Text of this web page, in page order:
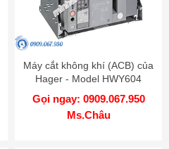
Máy cắt không khí (ACB) của
Hager - Model HWY604
Gọi ngay: 0909.067.950
Ms.Châu